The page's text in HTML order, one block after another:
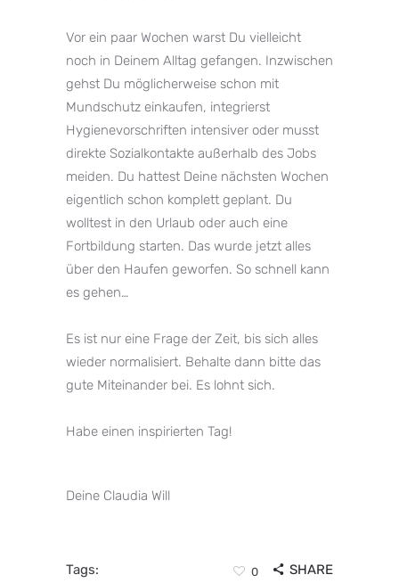
Vor ein paar Wochen warst Du vielleicht
noch in Deinem Alltag gefangen. Inzwischen
gehst Du möglicherweise schon mit
Mundschutz einkaufen, integrierst
Hygienevorschriften intensiver oder musst
direkte Sozialkontakte außerhalb des Jobs
meiden. Du hattest Deine nächsten Wochen
eigentlich schon komplett geplant. Du
wolltest in den Urlaub oder auch eine
Fortbildung starten. Das wurde jetzt alles
über den Haufen geworfen. So schnell kann
es gehen… ⁣⁣⁠
Es ist nur eine Frage der Zeit, bis sich alles
wieder normalisiert. Behalte dann bitte das
gute Miteinander bei. Es lohnt sich.⁣⁣⁠
Habe einen inspirierten Tag!⁣⁠
Deine Claudia Will
Tags: 0 SHARE